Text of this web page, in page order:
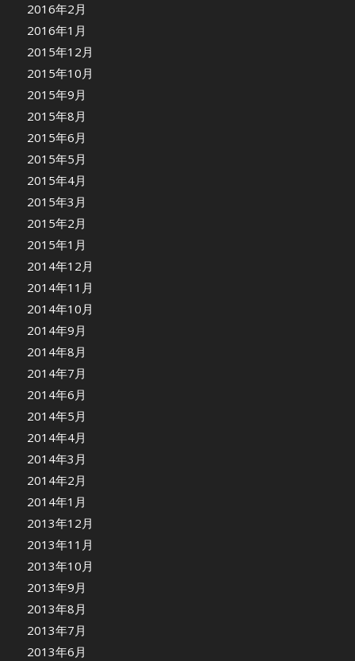
2016年2月
2016年1月
2015年12月
2015年10月
2015年9月
2015年8月
2015年6月
2015年5月
2015年4月
2015年3月
2015年2月
2015年1月
2014年12月
2014年11月
2014年10月
2014年9月
2014年8月
2014年7月
2014年6月
2014年5月
2014年4月
2014年3月
2014年2月
2014年1月
2013年12月
2013年11月
2013年10月
2013年9月
2013年8月
2013年7月
2013年6月